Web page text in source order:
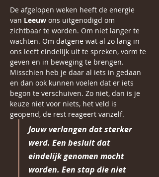
De afgelopen weken heeft de energie
van Leeuw ons uitgenodigd om
zichtbaar te worden. Om niet langer te
wachten. Om datgene wat al zo lang in
ons leeft eindelijk uit te spreken, vorm te
geven en in beweging te brengen.
Misschien heb je daar al iets in gedaan
en dan ook kunnen voelen dat er iets
begon te verschuiven. Zo niet, dan is je
keuze niet voor niets, het veld is
geopend, de rest reageert vanzelf.
Jouw verlangen dat sterker
werd. Een besluit dat
eindelijk genomen mocht
worden. Een stap die niet